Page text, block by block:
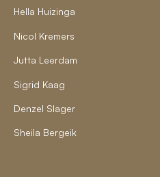
Hella Huizinga
Nicol Kremers
Jutta Leerdam
Sigrid Kaag
Denzel Slager
Sheila Bergeik